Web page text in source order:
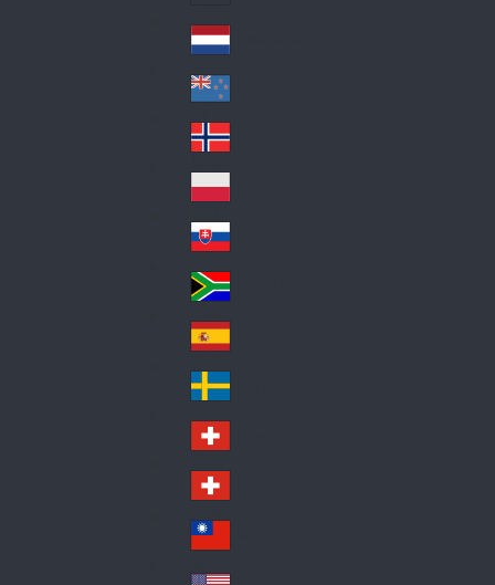
Lat
in
A
me
ric
a
Ne
the
rla
nd
s
Ne
w
Ze
ala
nd
No
rw
ay
Pol
an
d
Slo
va
kia
So
uth
Af
ric
a
Sp
ain
Sw
ed
en
Sw
itz
erl
an
d
Sw
itz
erl